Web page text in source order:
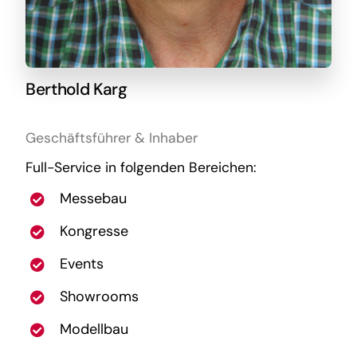
Berthold Karg
Geschäftsführer & Inhaber
Full-Service in folgenden Bereichen:
Messebau
Kongresse
Events
Showrooms
Modellbau